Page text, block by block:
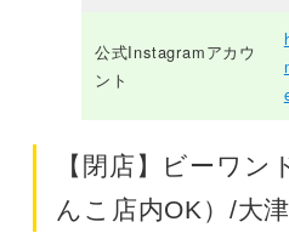
公式Instagramアカウ
ント
【閉店】ビーワン
んこ店内OK）/大